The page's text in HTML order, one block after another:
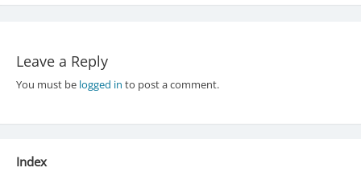
Leave a Reply
You must be logged in to post a comment.
Index